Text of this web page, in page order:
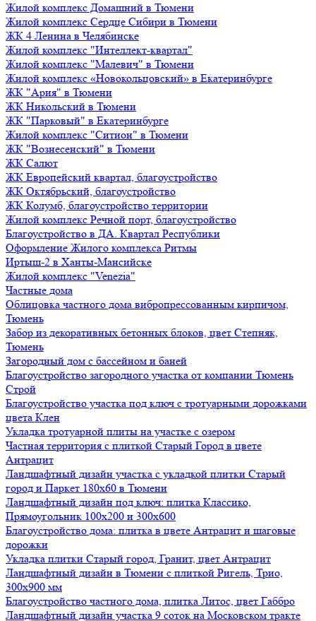
Жилой комплекс Домашний в Тюмени
Жилой комплекс Сердце Сибири в Тюмени
ЖК 4 Ленина в Челябинске
Жилой комплекс "Интеллект-квартал"
Жилой комплекс "Малевич" в Тюмени
Жилой комплекс «Новокольцовский» в Екатеринбурге
ЖК "Ария" в Тюмени
ЖК Никольский в Тюмени
ЖК "Парковый" в Екатеринбурге
Жилой комплекс "Ситион" в Тюмени
ЖК "Вознесенский" в Тюмени
ЖК Салют
ЖК Европейский квартал, благоустройство
ЖК Октябрьский, благоустройство
ЖК Колумб, благоустройство территории
Жилой комплекс Речной порт, благоустройство
Благоустройство в ДА. Квартал Республики
Оформление Жилого комплекса Ритмы
Иртыш-2 в Ханты-Мансийске
Жилой комплекс "Venezia"
Частные дома
Облицовка частного дома вибропрессованным кирпичом,
Тюмень
Забор из декоративных бетонных блоков, цвет Степняк,
Тюмень
Загородный дом с бассейном и баней
Благоустройство загородного участка от компании Тюмень
Строй
Благоустройство участка под ключ с тротуарными дорожками
цвета Клен
Укладка тротуарной плиты на участке с озером
Частная территория с плиткой Старый Город в цвете
Антрацит
Ландшафтный дизайн участка с укладкой плитки Старый
город и Паркет 180х60 в Тюмени
Ландшафтный дизайн под ключ: плитка Классико,
Прямоугольник 100х200 и 300х600
Благоустройство дома: плитка в цвете Антрацит и шаговые
дорожки
Укладка плитки Старый город, Гранит, цвет Антрацит
Ландшафтный дизайн в Тюмени с плиткой Ригель, Трио,
300х900 мм
Благоустройство частного дома, плитка Литос, цвет Габбро
Ландшафтный дизайн участка 9 соток на Московском тракте